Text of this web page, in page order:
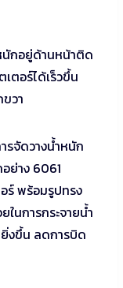
กอยู่ด้านหน้าติด
ตอร์ได้เร็วขึ้น
วา
รจัดวางน้ำหนัก
ย่าง 6061
ร์ พร้อมรูปทรง
ในการกระจายน้ำ
งขึ้น ลดการบิด